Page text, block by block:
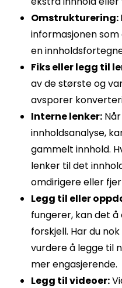
Omstrukturering:
informasjonen
en
Fiks eller legg til
av de største og
avsporer
Interne lenker:
innholdsanalyse,
gammelt innhold.
lenker til det
omdirigere eller
Legg til eller
fungerer, kan det
forskjell. Har du
vurdere å legge til
mer engasjerende.
Legg til videoer: